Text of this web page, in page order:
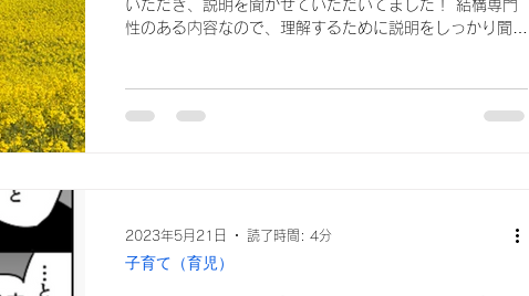
いただき、説明を聞かせていただいてました！ 結構専門
性のある内容なので、理解するために説明をしっかり聞い
子育て（育児）
2023年5月21日 読了時間: 4分